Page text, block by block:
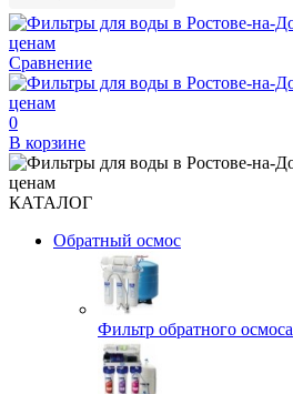
Сравнение
0
В корзине
КАТАЛОГ
Обратный осмос
Фильтр обратного осмоса